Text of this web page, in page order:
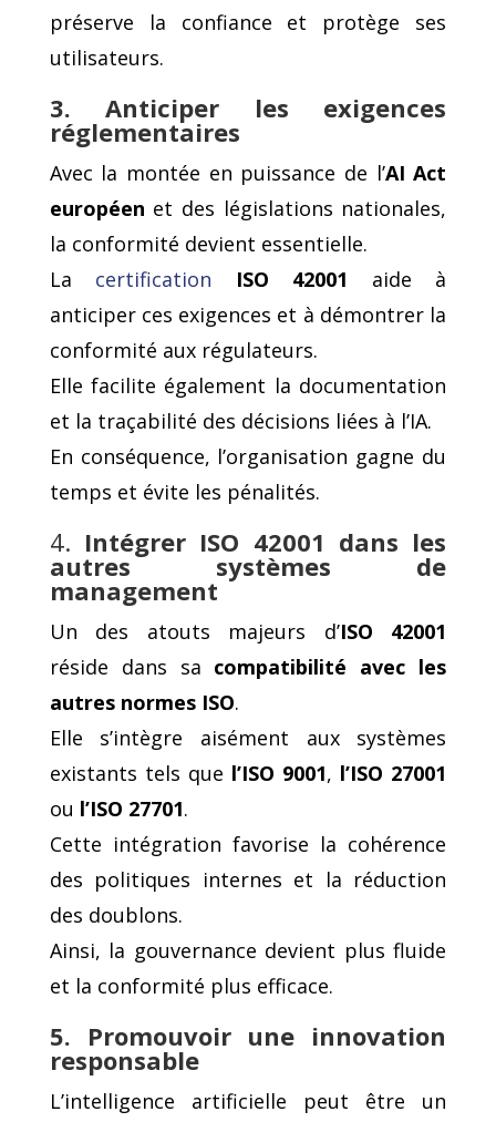
préserve la confiance et protège ses
utilisateurs.
3. Anticiper les exigences
réglementaires
Avec la montée en puissance de l’AI Act
européen et des législations nationales,
la conformité devient essentielle.
La certification ISO 42001 aide à
anticiper ces exigences et à démontrer la
conformité aux régulateurs.
Elle facilite également la documentation
et la traçabilité des décisions liées à l’IA.
En conséquence, l’organisation gagne du
temps et évite les pénalités.
4. Intégrer ISO 42001 dans les
autres systèmes de
management
Un des atouts majeurs d’ISO 42001
réside dans sa compatibilité avec les
autres normes ISO.
Elle s’intègre aisément aux systèmes
existants tels que l’ISO 9001, l’ISO 27001
ou l’ISO 27701.
Cette intégration favorise la cohérence
des politiques internes et la réduction
des doublons.
Ainsi, la gouvernance devient plus fluide
et la conformité plus efficace.
5. Promouvoir une innovation
responsable
L’intelligence artificielle peut être un